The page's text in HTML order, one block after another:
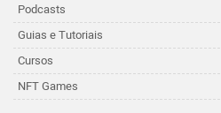
Podcasts
Guias e Tutoriais
Cursos
NFT Games